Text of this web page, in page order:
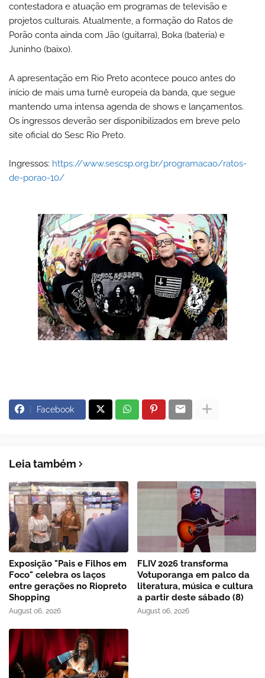
contestadora e atuação em programas de televisão e
projetos culturais. Atualmente, a formação do Ratos de
Porão conta ainda com Jão (guitarra), Boka (bateria) e
Juninho (baixo).
A apresentação em Rio Preto acontece pouco antes do
início de mais uma turnê europeia da banda, que segue
mantendo uma intensa agenda de shows e lançamentos.
Os ingressos deverão ser disponibilizados em breve pelo
site oficial do Sesc Rio Preto.
Ingressos: https://www.sescsp.org.br/programacao/ratos-
de-porao-10/
Facebook
Leia também
Exposição "Pais e Filhos em
Foco" celebra os laços
entre gerações no Riopreto
Shopping
August 06, 2026
FLIV 2026 transforma
Votuporanga em palco da
literatura, música e cultura
a partir deste sábado (8)
August 06, 2026